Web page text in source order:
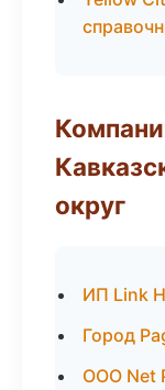
округ
ИП Link
Город
ООО Net